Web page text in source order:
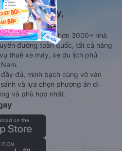
Máy bay,
phương tiện với hơn 3000+ nhà
đường toàn quốc, tất cả hãng
thuê xe máy, xe du lịch phủ
đủ, minh bạch cùng vô vàn
và lựa chọn phương án di
và phù hợp nhất.